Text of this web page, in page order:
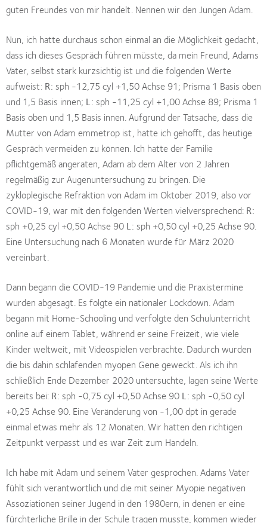
guten Freundes von mir handelt. Nennen wir den Jungen Adam.
Nun, ich hatte durchaus schon einmal an die Möglichkeit gedacht,
dass ich dieses Gespräch führen müsste, da mein Freund, Adams
Vater, selbst stark kurzsichtig ist und die folgenden Werte
aufweist: R: sph -12,75 cyl +1,50 Achse 91; Prisma 1 Basis oben
und 1,5 Basis innen; L: sph -11,25 cyl +1,00 Achse 89; Prisma 1
Basis oben und 1,5 Basis innen. Aufgrund der Tatsache, dass die
Mutter von Adam emmetrop ist, hatte ich gehofft, das heutige
Gespräch vermeiden zu können. Ich hatte der Familie
pflichtgemäß angeraten, Adam ab dem Alter von 2 Jahren
regelmäßig zur Augenuntersuchung zu bringen. Die
zykloplegische Refraktion von Adam im Oktober 2019, also vor
COVID-19, war mit den folgenden Werten vielversprechend: R:
sph +0,25 cyl +0,50 Achse 90 L: sph +0,50 cyl +0,25 Achse 90.
Eine Untersuchung nach 6 Monaten wurde für März 2020
vereinbart.
Dann begann die COVID-19 Pandemie und die Praxistermine
wurden abgesagt. Es folgte ein nationaler Lockdown. Adam
begann mit Home-Schooling und verfolgte den Schulunterricht
online auf einem Tablet, während er seine Freizeit, wie viele
Kinder weltweit, mit Videospielen verbrachte. Dadurch wurden
die bis dahin schlafenden myopen Gene geweckt. Als ich ihn
schließlich Ende Dezember 2020 untersuchte, lagen seine Werte
bereits bei: R: sph -0,75 cyl +0,50 Achse 90 L: sph -0,50 cyl
+0,25 Achse 90. Eine Veränderung von -1,00 dpt in gerade
einmal etwas mehr als 12 Monaten. Wir hatten den richtigen
Zeitpunkt verpasst und es war Zeit zum Handeln.
Ich habe mit Adam und seinem Vater gesprochen. Adams Vater
fühlt sich verantwortlich und die mit seiner Myopie negativen
Assoziationen seiner Jugend in den 1980ern, in denen er eine
fürchterliche Brille in der Schule tragen musste, kommen wieder